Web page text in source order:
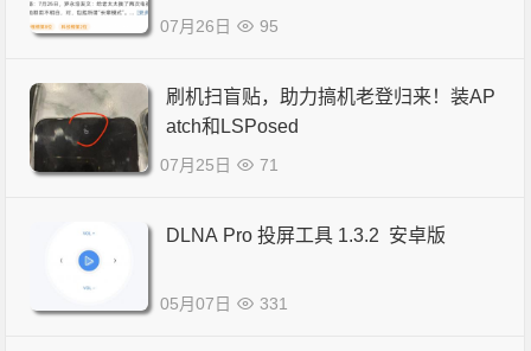
07月26日 95
刷机扫盲贴，助力搞机老登归来！装AP
atch和LSPosed
07月25日 71
DLNA Pro 投屏工具 1.3.2 安卓版
05月07日 331